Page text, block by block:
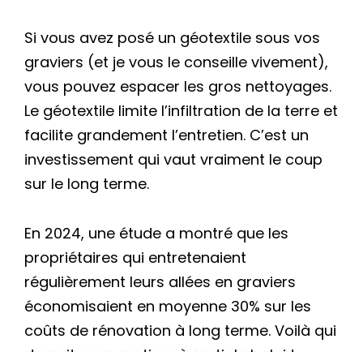
Si vous avez posé un géotextile sous vos
graviers (et je vous le conseille vivement),
vous pouvez espacer les gros nettoyages.
Le géotextile limite l’infiltration de la terre et
facilite grandement l’entretien. C’est un
investissement qui vaut vraiment le coup
sur le long terme.
En 2024, une étude a montré que les
propriétaires qui entretenaient
régulièrement leurs allées en graviers
économisaient en moyenne 30% sur les
coûts de rénovation à long terme. Voilà qui